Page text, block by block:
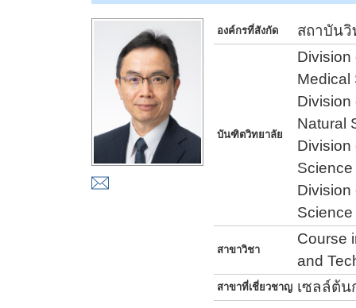
องค์กรที่สังกัด สถาบัน
บันฑิตวิทยาลัย
Division
Medical
Division
Natural
Division
Science
Division
สาขาวิชา
Course
and
สาขาที่เชี่ยวชาญ เซลล์ต้น